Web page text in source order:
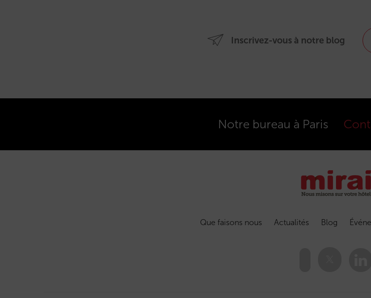
Inscrivez-vous à notre blog
Notre bureau à Paris
Que faisons nous Actualités Blog